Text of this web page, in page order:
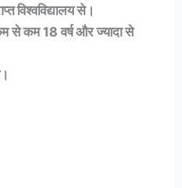
विश्वविद्यालय से।
कम 18 वर्ष और ज्यादा से